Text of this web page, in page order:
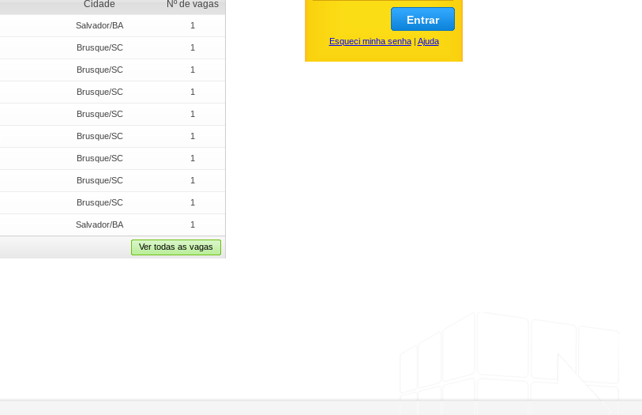
Entrar
Esqueci minha senha| Ajuda
Cidade Nº de vagas
Salvador/BA 1
Brusque/SC 1
Brusque/SC 1
Brusque/SC 1
Brusque/SC 1
Brusque/SC 1
Brusque/SC 1
Brusque/SC 1
Brusque/SC 1
Salvador/BA 1
Ver todas as vagas